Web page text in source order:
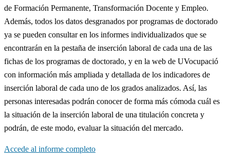
de Formación Permanente, Transformación Docente y Empleo.
Además, todos los datos desgranados por programas de doctorado
ya se pueden consultar en los informes individualizados que se
encontrarán en la pestaña de inserción laboral de cada una de las
fichas de los programas de doctorado, y en la web de UVocupació
con información más ampliada y detallada de los indicadores de
inserción laboral de cada uno de los grados analizados. Así, las
personas interesadas podrán conocer de forma más cómoda cuál es
la situación de la inserción laboral de una titulación concreta y
podrán, de este modo, evaluar la situación del mercado.
Accede al informe completo